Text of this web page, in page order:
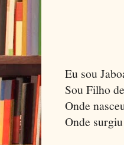
Eu sou
Sou Filho
Onde
Onde